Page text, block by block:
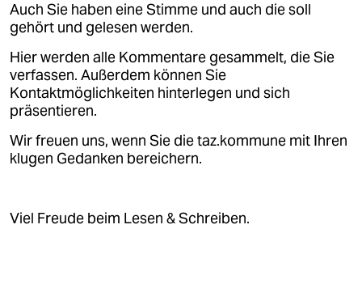
Auch Sie haben eine Stimme und auch die soll
gehört und gelesen werden.
Hier werden alle Kommentare gesammelt, die Sie
verfassen. Außerdem können Sie
Kontaktmöglichkeiten hinterlegen und sich
präsentieren.
Wir freuen uns, wenn Sie die taz.kommune mit Ihren
klugen Gedanken bereichern.
Viel Freude beim Lesen & Schreiben.